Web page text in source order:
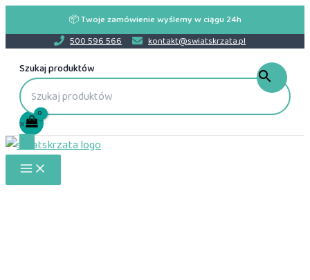
do
treści
📦 Twoje zamówienie wyślemy w ciągu 24h
500 596 566
kontakt@swiatskrzata.pl
Szukaj produktów
×
Main
Menu